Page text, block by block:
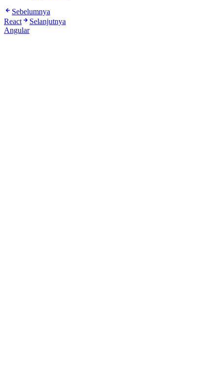
Sebelumnya
React
Selanjutnya
Angular